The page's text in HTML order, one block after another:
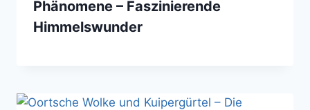
Phänomene – Faszinierende
Himmelswunder